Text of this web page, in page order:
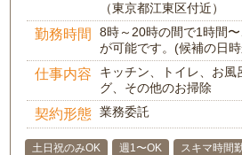
（東京都江東区付近）
勤務時間
8時～20時の間で1時間
が可能です。(候補の日
仕事内容
キッチン、トイレ、お風
グ、その他のお掃除
契約形態 業務委託
土日祝のみOK 週1〜OK スキマ時間